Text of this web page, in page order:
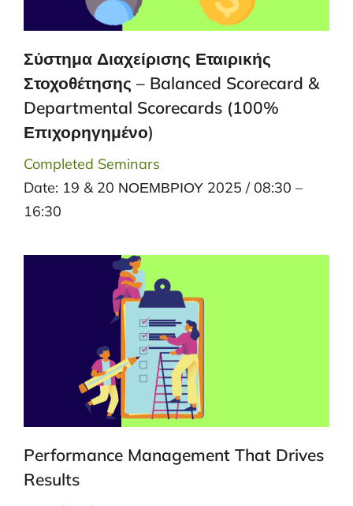
Σύστημα Διαχείρισης Εταιρικής
Στοχοθέτησης – Balanced Scorecard &
Departmental Scorecards (100%
Επιχορηγημένο)
Completed Seminars
Date: 19 & 20 ΝΟΕΜΒΡΙΟΥ 2025 / 08:30 –
16:30
Performance Management That Drives
Results